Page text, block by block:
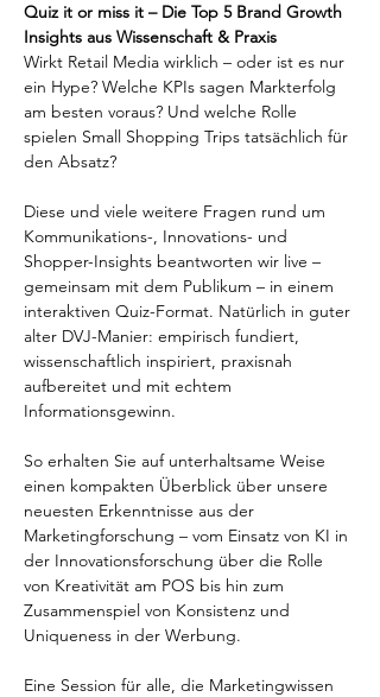
Quiz it or miss it – Die Top 5 Brand Growth
Insights aus Wissenschaft & Praxis
Wirkt Retail Media wirklich – oder ist es nur
ein Hype? Welche KPIs sagen Markterfolg
am besten voraus? Und welche Rolle
spielen Small Shopping Trips tatsächlich für
den Absatz?
Diese und viele weitere Fragen rund um
Kommunikations-, Innovations- und
Shopper-Insights beantworten wir live –
gemeinsam mit dem Publikum – in einem
interaktiven Quiz-Format. Natürlich in guter
alter DVJ-Manier: empirisch fundiert,
wissenschaftlich inspiriert, praxisnah
aufbereitet und mit echtem
Informationsgewinn.
So erhalten Sie auf unterhaltsame Weise
einen kompakten Überblick über unsere
neuesten Erkenntnisse aus der
Marketingforschung – vom Einsatz von KI in
der Innovationsforschung über die Rolle
von Kreativität am POS bis hin zum
Zusammenspiel von Konsistenz und
Uniqueness in der Werbung.
Eine Session für alle, die Marketingwissen